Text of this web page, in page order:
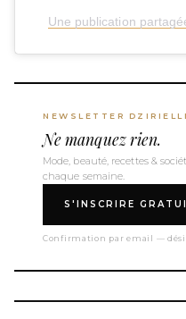
Une publication
NEWSLETTER
Ne manquez rien.
Mode, beauté, recettes &
chaque semaine.
S'INSCRIRE
Confirmation par email —